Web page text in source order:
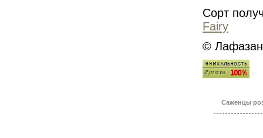
Cорт
Fairy
©
Саженцы